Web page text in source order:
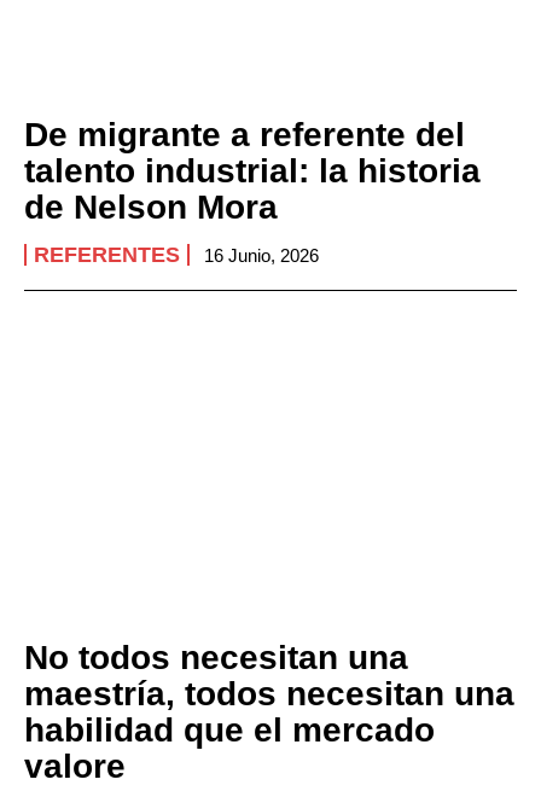
De migrante a referente del
talento industrial: la historia
de Nelson Mora
REFERENTES 16 Junio, 2026
No todos necesitan una
maestría, todos necesitan una
habilidad que el mercado
valore